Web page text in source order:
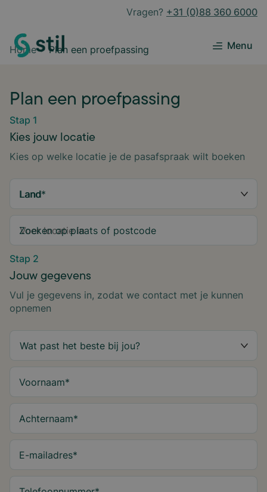
Vragen? +31 (0)88 360 6000
Menu
Home Plan een proefpassing
Plan een proefpassing
Stap 1
Kies jouw locatie
Kies op welke locatie je de pasafspraak wilt boeken
Land*
Zoeken op plaats of postcode
Stap 2
Jouw gegevens
Vul je gegevens in, zodat we contact met je kunnen
opnemen
Voornaam*
Achternaam*
E-mailadres*